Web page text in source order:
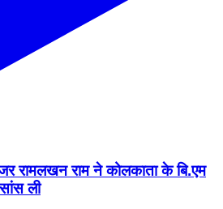
रामलखन राम ने कोलकाता के बि.एम
ली